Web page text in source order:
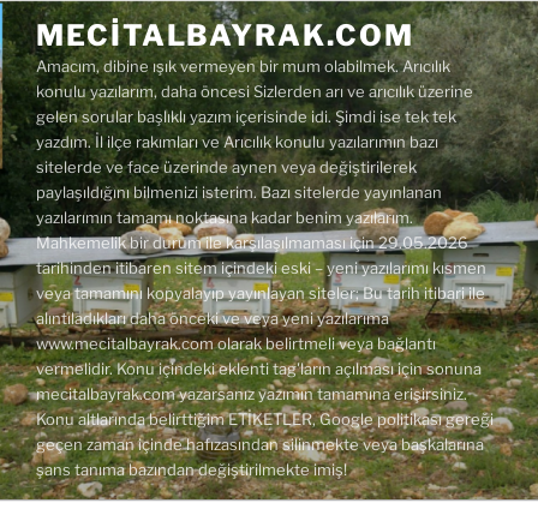
İçeriğe
geç MECITALBAYRAK.COM
Amacım, dibine ışık vermeyen bir mum olabilmek. Arıcılık
konulu yazılarım, daha öncesi Sizlerden arı ve arıcılık üzerine
gelen sorular başlıklı yazım içerisinde idi. Şimdi ise tek tek
yazdım. İl ilçe rakımları ve Arıcılık konulu yazılarımın bazı
sitelerde ve face üzerinde aynen veya değiştirilerek
paylaşıldığını bilmenizi isterim. Bazı sitelerde yayınlanan
yazılarımın tamamı noktasına kadar benim yazılarım.
Mahkemelik bir durum ile karşılaşılmaması için 29.05.2026
tarihinden itibaren sitem içindeki eski – yeni yazılarımı kısmen
veya tamamını kopyalayıp yayınlayan siteler; Bu tarih itibari ile
alıntıladıkları daha önceki ve veya yeni yazılarıma
www.mecitalbayrak.com olarak belirtmeli veya bağlantı
vermelidir. Konu içindeki eklenti tag'ların açılması için sonuna
mecitalbayrak.com yazarsanız yazımın tamamına erişirsiniz.
Konu altlarında belirttiğim ETİKETLER, Google politikası gereği
geçen zaman içinde hafızasından silinmekte veya başkalarına
şans tanıma bazından değiştirilmekte imiş!